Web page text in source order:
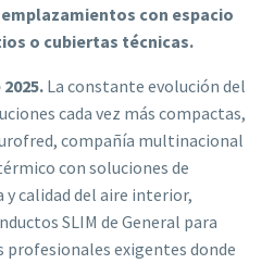
con espacio
o cubiertas técnicas.
La constante evolución del
cada vez más compactas,
compañía multinacional
con soluciones de
calidad del aire interior,
SLIM de General para
exigentes donde